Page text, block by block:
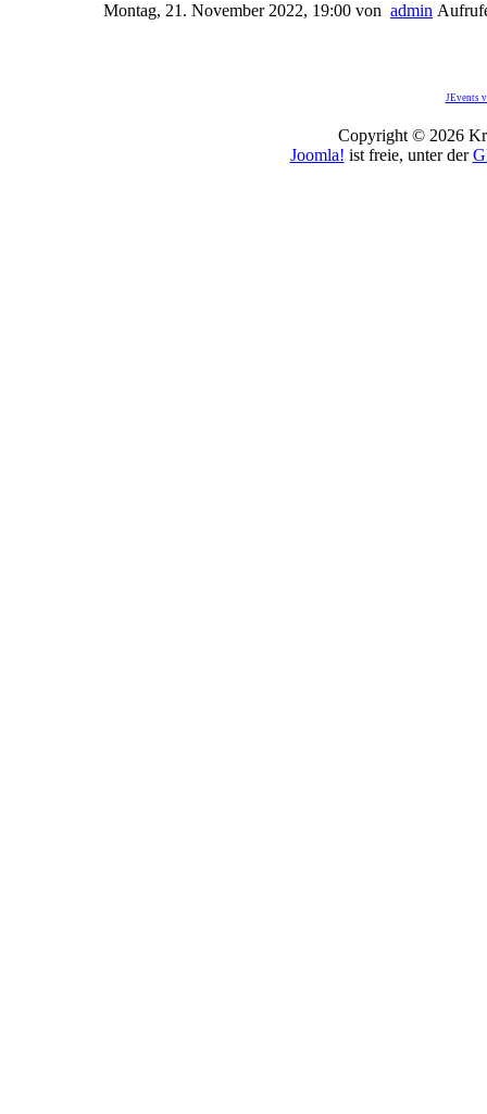
Montag, 21. November 2022, 19:00 von admin
JEvents
Copyright © 2026
Joomla! ist freie, unter der